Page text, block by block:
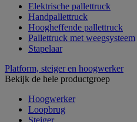
Elektrische pallettruck
Handpallettruck
Hoogheffende pallettruck
Pallettruck met weegsysteem
Stapelaar
Platform, steiger en hoogwerker
Bekijk de hele productgroep
Hoogwerker
Loopbrug
Steiger